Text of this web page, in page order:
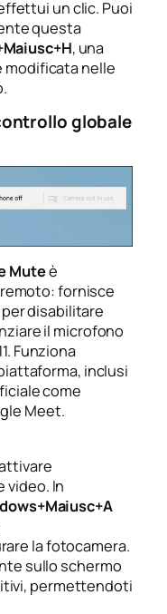
un clic. Puoi
questa
, una
modificata nelle
globale
Muteè
fornisce
disabilitare
il microfono
Funziona
inclusi
come
Meet.
video. In
la fotocamera.
sullo schermo
permettendoti